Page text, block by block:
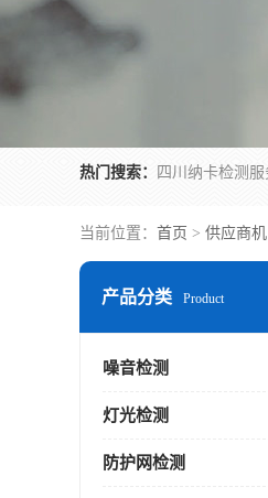
热门搜索：
当前位置： 首页 > 供应商机
产品分类 Product
噪音检测
灯光检测
防护网检测